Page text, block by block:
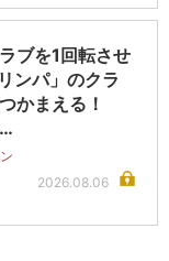
ブを1回転させ
ンパ」のクラ
かまえる！
2026.08.06